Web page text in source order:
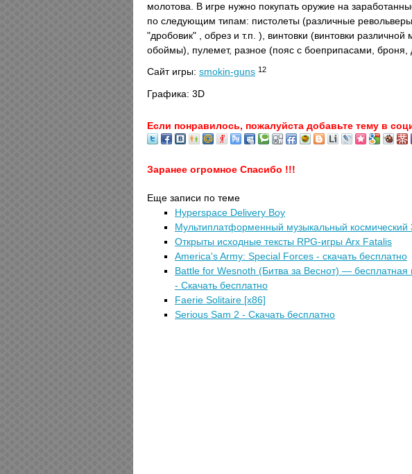
молотова. В игре нужно покупать оружие на
по следующим типам: пистолеты (различные
"дробовик" , обрез и т.п. ), винтовки (винтовки
обоймы), пулемет, разное (пояс с боеприпасами, броня,
Сайт игры: smokin-guns 12
Графика: 3D
Если понравилось, пожалуйста добавьте тему в
Заранее огромное Спасибо !!!
Еще записи по теме
Hyperspace Delivery Boy
Мультиплатформенный музыкальный
Открыты исходные тексты RPG-игры Arx Fatalis
America's Army: Special Forces - скачать бесплатно
Battle for Wesnoth (Битва за Веснот) —
- Скачать бесплатно
Faerie Solitaire [x86]
Serious Sam 2 - Скачать бесплатно